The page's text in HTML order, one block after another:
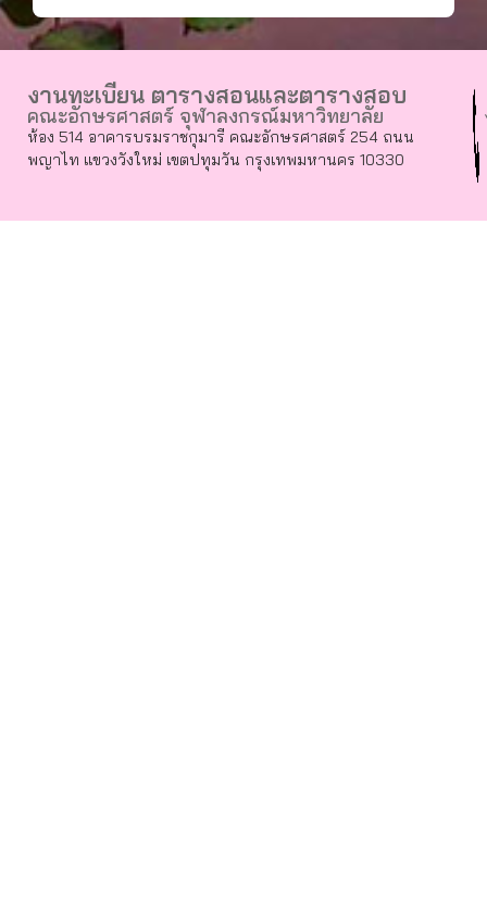
งานทะเบียน ตารางสอนและตารางสอบ
คณะอักษรศาสตร์ จุฬาลงกรณ์มหาวิทยาลัย
ห้อง 514 อาคารบรมราชกุมารี คณะอักษรศาสตร์ 254 ถนน
พญาไท แขวงวังใหม่ เขตปทุมวัน กรุงเทพมหานคร 10330